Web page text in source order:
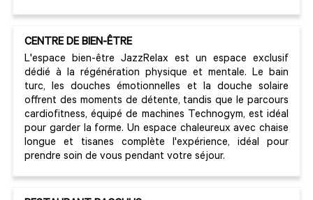
CENTRE DE BIEN-ÊTRE
L'espace bien-être JazzRelax est un espace exclusif
dédié à la régénération physique et mentale. Le bain
turc, les douches émotionnelles et la douche solaire
offrent des moments de détente, tandis que le parcours
cardiofitness, équipé de machines Technogym, est idéal
pour garder la forme. Un espace chaleureux avec chaise
longue et tisanes complète l'expérience, idéal pour
prendre soin de vous pendant votre séjour.